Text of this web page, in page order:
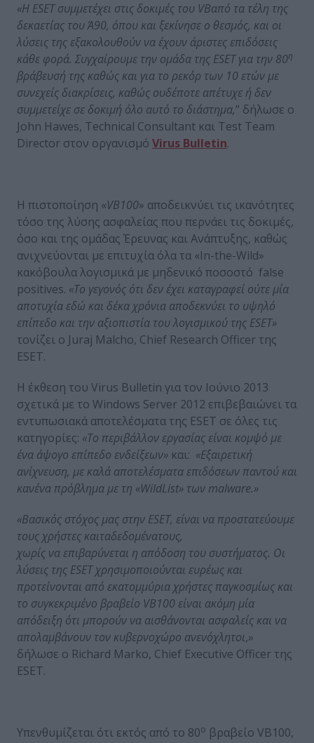
«Η ESETσυμμετέχει στις δοκιμές του VBαπό τα τέλη της
δεκαετίας του Ά90, όπου και ξεκίνησε ο θεσμός, και οι
λύσεις της εξακολουθούν να έχουν άριστες επιδόσεις
κάθε φορά. Συγχαίρουμε την ομάδα της ESETγια την 80η
βράβευσή της καθώς και για το ρεκόρ των 10 ετών με
συνεχείς διακρίσεις, καθώς ουδέποτε απέτυχε ή δεν
συμμετείχε σε δοκιμή όλο αυτό το διάστημα,” δήλωσε ο
John Hawes, Technical Consultant και Test Team
Director στον οργανισμό Virus Bulletin.
Η πιστοποίηση «VB100» αποδεικνύει τις ικανότητες
τόσο της λύσης ασφαλείας που περνάει τις δοκιμές,
όσο και της ομάδας Έρευνας και Ανάπτυξης, καθώς
ανιχνεύονται με επιτυχία όλα τα «In-the-Wild»
κακόβουλα λογισμικά με μηδενικό ποσοστό false
positives. «Το γεγονός ότι δεν έχει καταγραφεί ούτε μία
αποτυχία εδώ και δέκα χρόνια αποδεκνύει το υψηλό
επίπεδο και την αξιοπιστία του λογισμικού της ESET»
τονίζει ο Juraj Malcho, Chief Research Officer της
ESET.
Η έκθεση του Virus Bulletin για τον Ιούνιο 2013
σχετικά με το Windows Server 2012 επιβεβαιώνει τα
εντυπωσιακά αποτελέσματα της ESET σε όλες τις
κατηγορίες: «Το περιβάλλον εργασίας είναι κομψό με
ένα άψογο επίπεδο ενδείξεων» και: «Εξαιρετική
ανίχνευση, με καλά αποτελέσματα επιδόσεων παντού και
κανένα πρόβλημα με τη «WildList» των malware.»
«Βασικός στόχος μας στην ESET, είναι να προστατεύουμε
τους χρήστες καιταδεδομένατους,
χωρίς να επιβαρύνεται η απόδοση του συστήματος. Οι
λύσεις της ESETχρησιμοποιούνται ευρέως και
προτείνονται από εκατομμύρια χρήστες παγκοσμίως και
το συγκεκριμένο βραβείο VB100 είναι ακόμη μία
απόδειξη ότι μπορούν να αισθάνονται ασφαλείς και να
απολαμβάνουν τον κυβερνοχώρο ανενόχλητοι,»
δήλωσε ο Richard Marko, Chief Executive Officer της
ESET.
Υπενθυμίζεται ότι εκτός από το 80ο βραβείο VB100,